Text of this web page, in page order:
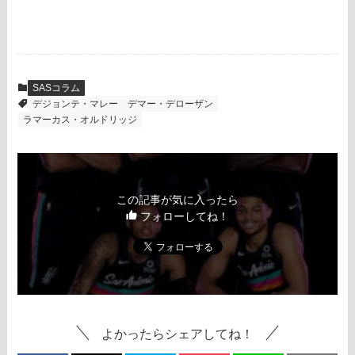
SASコラム
デジョンテ・マレー
デマー・デローザン
ラマーカス・オルドリッジ
この記事が気に入ったら
フォローしてね！
よかったらシェアしてね！